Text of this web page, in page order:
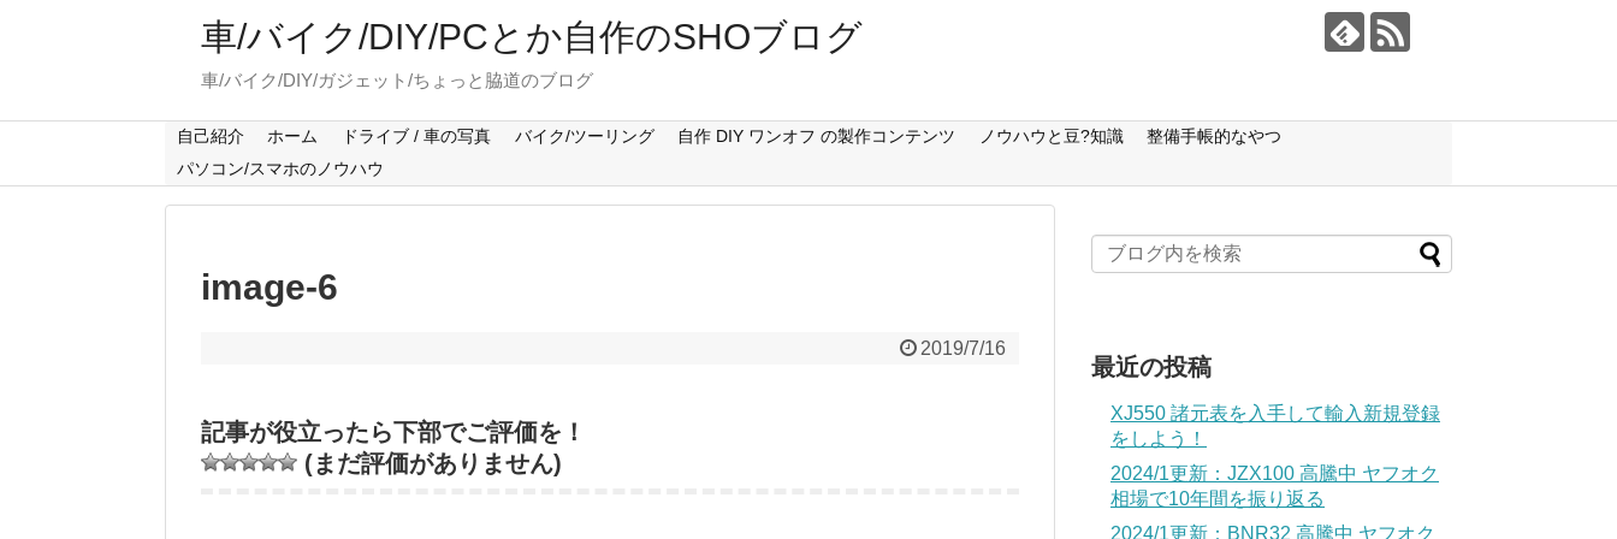
車/バイク/DIY/PCとか自作のSHOブログ
車/バイク/DIY/ガジェット/ちょっと脇道のブログ
自己紹介 ホーム ドライブ / 車の写真 バイク/ツーリング 自作 DIY ワンオフ の製作コンテンツ ノウハウと豆?知識
整備手帳的なやつ
パソコン/スマホのノウハウ
image-6
2019/7/16
記事が役立ったら下部でご評価を！
(まだ評価がありません)
最近の投稿
XJ550 諸元表を入手して輸入新規登録
をしよう！
2024/1更新：JZX100 高騰中 ヤフオク
相場で10年間を振り返る
2024/1更新：BNR32 高騰中 ヤフオク